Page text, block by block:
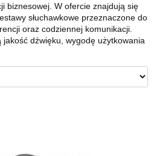
biznesowej. W ofercie znajdują się
słuchawkowe przeznaczone do
oraz codziennej komunikacji.
jakość dźwięku, wygodę użytkowania